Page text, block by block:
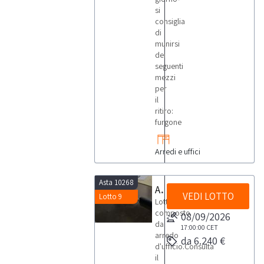
si
consiglia
di
munirsi
dei
seguenti
mezzi
per
il
ritiro:
furgone
Arredi e uffici
Asta 10268
Lotto 9
Arredo d'ufficio
Lotto
composto
da
arredo
d'ufficio.Consulta
il
VEDI LOTTO
08/09/2026
17:00:00 CET
da 6.240 €